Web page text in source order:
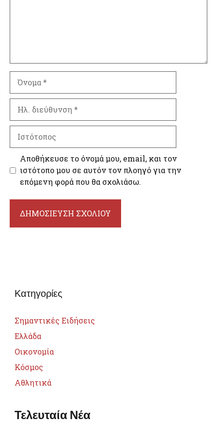
διεύθυνση
Αποθήκευσε το όνομά μου, email, και τον
ιστότοπο μου σε αυτόν τον πλοηγό για την
επόμενη φορά που θα σχολιάσω.
Κατηγορίες
Σημαντικές Ειδήσεις
Ελλάδα
Οικονομία
Κόσμος
Αθλητικά
Τελευταία Νέα